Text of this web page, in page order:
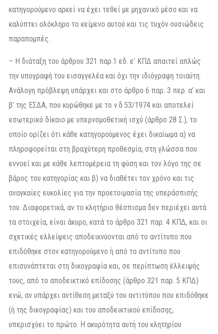
κατηγορούμενο αρκεί να έχει τεθεί με μηχανικό μέσο και να
καλύπτει ολόκληρο το κείμενο αυτού και τις τυχόν ουσιώδεις
παραπομπές.
– Η διάταξη του άρθρου 321 παρ.1 εδ. ε’ ΚΠΔ απαιτεί απλώς
την υπογραφή του εισαγγελέα και όχι την ιδιόγραφη τοιαύτη.
Ανάλογη πρόβλεψη υπάρχει και στο άρθρο 6 παρ. 3 περ. α’ και
β’ της ΕΣΔΑ, που κυρώθηκε με το ν.δ.53/1974 και αποτελεί
εσωτερικό δίκαιο με υπερνομοθετική ισχύ (άρθρο 28 Σ.), το
οποίο ορίζει ότι κάθε κατηγορούμενος έχει δικαίωμα α) να
πληροφορείται στη βραχύτερη προθεσμία, στη γλώσσα που
εννοεί και με κάθε λεπτομέρεια τη φύση και τον λόγο της σε
βάρος του κατηγορίας και β) να διαθέτει τον χρόνο και τις
αναγκαίες ευκολίες για την προετοιμασία της υπεράσπισής
του. Διαφορετικά, αν το κλητήριο θέσπισμα δεν περιέχει αυτά
τα στοιχεία, είναι άκυρο, κατά το άρθρο 321 παρ. 4 ΚΠΔ, και οι
σχετικές ελλείψεις αποδεικνύονται από το αντίτυπο που
επιδόθηκε στον κατηγορούμενο ή από το αντίτυπο που
επισυνάπτεται στη δικογραφία και, σε περίπτωση έλλειψής
τους, από το αποδεικτικό επίδοσης (άρθρο 321 παρ. 5 ΚΠΔ)
ενώ, αν υπάρχει αντίθεση μεταξύ του αντιτύπου που επιδόθηκε
(ή της δικογραφίας) και του αποδεικτικού επίδοσης,
υπερισχύει το πρώτο. Η ακυρότητα αυτή του κλητηρίου